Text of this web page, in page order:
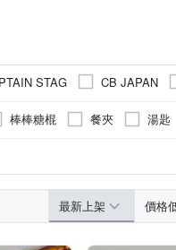
STAG CB JAPAN
BRANDS GREEN BELL
Pearl Life 珍珠金屬
SHIMOYAMA 霜山
棒棒糖棍 餐夾 湯匙
最新上架 價格